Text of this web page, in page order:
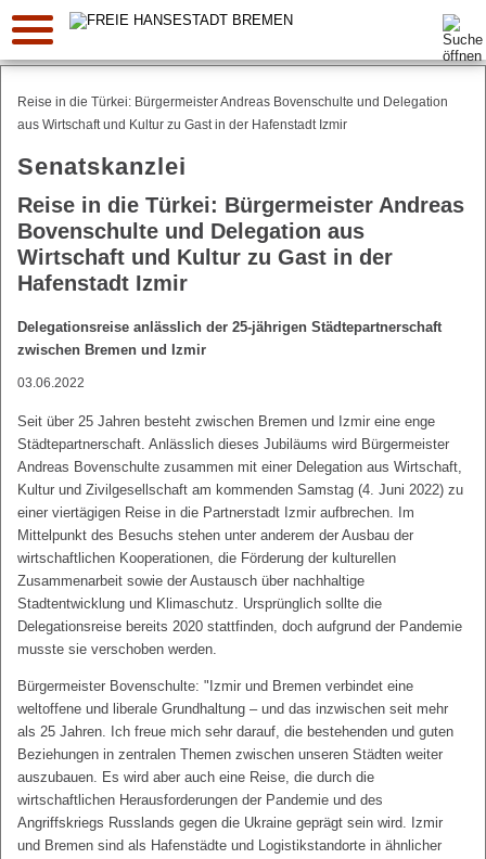
Suche:
Reise in die Türkei: Bürgermeister Andreas Bovenschulte und Delegation
aus Wirtschaft und Kultur zu Gast in der Hafenstadt Izmir
Senatskanzlei
Reise in die Türkei: Bürgermeister Andreas
Bovenschulte und Delegation aus
Wirtschaft und Kultur zu Gast in der
Hafenstadt Izmir
Delegationsreise anlässlich der 25-jährigen Städtepartnerschaft
zwischen Bremen und Izmir
03.06.2022
Seit über 25 Jahren besteht zwischen Bremen und Izmir eine enge
Städtepartnerschaft. Anlässlich dieses Jubiläums wird Bürgermeister
Andreas Bovenschulte zusammen mit einer Delegation aus Wirtschaft,
Kultur und Zivilgesellschaft am kommenden Samstag (4. Juni 2022) zu
einer viertägigen Reise in die Partnerstadt Izmir aufbrechen. Im
Mittelpunkt des Besuchs stehen unter anderem der Ausbau der
wirtschaftlichen Kooperationen, die Förderung der kulturellen
Zusammenarbeit sowie der Austausch über nachhaltige
Stadtentwicklung und Klimaschutz. Ursprünglich sollte die
Delegationsreise bereits 2020 stattfinden, doch aufgrund der Pandemie
musste sie verschoben werden.
Bürgermeister Bovenschulte: "Izmir und Bremen verbindet eine
weltoffene und liberale Grundhaltung – und das inzwischen seit mehr
als 25 Jahren. Ich freue mich sehr darauf, die bestehenden und guten
Beziehungen in zentralen Themen zwischen unseren Städten weiter
auszubauen. Es wird aber auch eine Reise, die durch die
wirtschaftlichen Herausforderungen der Pandemie und des
Angriffskriegs Russlands gegen die Ukraine geprägt sein wird. Izmir
und Bremen sind als Hafenstädte und Logistikstandorte in ähnlicher